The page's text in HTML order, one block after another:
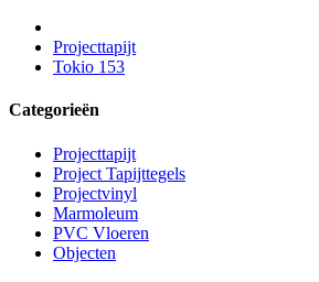
Projecttapijt
Tokio 153
Categorieën
Projecttapijt
Project Tapijttegels
Projectvinyl
Marmoleum
PVC Vloeren
Objecten